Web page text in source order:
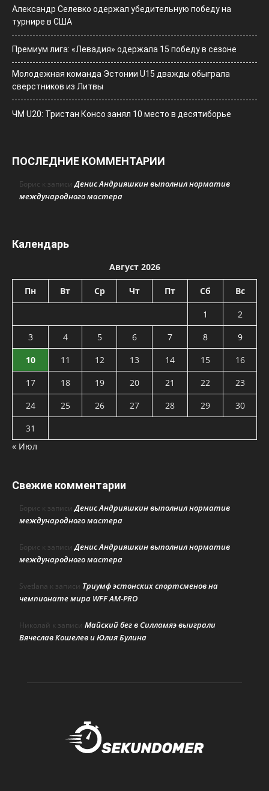
Александр Селевко одержал убедительную победу на
турнире в США
Премиум лига: «Левадия» одержала 15 победу в сезоне
Молодежная команда Эстонии U15 дважды обыграла
сверстников из Литвы
ЧМ U20: Тристан Консо занял 10 место в десятиборье
ПОСЛЕДНИЕ КОММЕНТАРИИ
Борис к записиДенис Андрияшкин выполнил норматив
международного мастера
Календарь
Август 2026
Пн Вт Ср Чт Пт Сб Вс
1
2
3
4 5 6 7 8
9
10
11 12 13 14 15
16
17
18 19 20 21 22
23
24
25 26 27 28 29
30
31
« Июл
Свежие комментарии
Борис к записиДенис Андрияшкин выполнил норматив
международного мастера
Борис к записиДенис Андрияшкин выполнил норматив
международного мастера
Svetlana к записи Триумф эстонских спортсменов на
чемпионате мира WFF AM-PRO
Николай к записи Майский бег в Силламяэ выиграли
Вячеслав Кошелев и Юлия Булина